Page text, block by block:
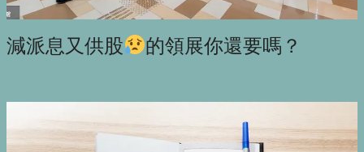
減派息又供股 的領展你還要嗎？